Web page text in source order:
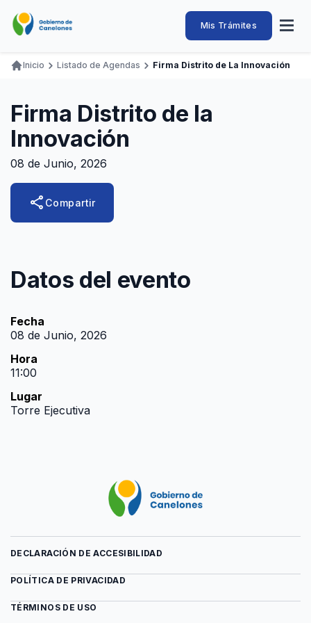
contenido
Intendencia
de
Abrir
Navegación
principal
Buscar
Mis Trámites
Ingresar
Llamados Laborales
Adquisiciones
Canelones Te Escucha
Teléfonos
de
navegación
Inicio Listado de Agendas Firma Distrito de La Innovación
Firma Distrito de la
Innovación
08 de Junio, 2026
share Compartir
Datos del evento
Fecha
08 de Junio, 2026
Hora
11:00
Lugar
Torre Ejecutiva
DECLARACIÓN DE ACCESIBILIDAD
POLÍTICA DE PRIVACIDAD
TÉRMINOS DE USO